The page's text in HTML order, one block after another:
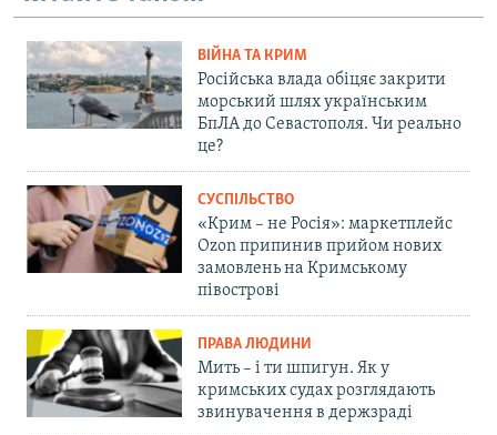
ВІЙНА ТА КРИМ
Російська влада обіцяє закрити
морський шлях українським
БпЛА до Севастополя. Чи реально
це?
СУСПІЛЬСТВО
«Крим – не Росія»: маркетплейс
Ozon припинив прийом нових
замовлень на Кримському
півострові
ПРАВА ЛЮДИНИ
Мить – і ти шпигун. Як у
кримських судах розглядають
звинувачення в держзраді